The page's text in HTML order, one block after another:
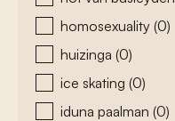
homosexuality (0)
huizinga (0)
ice skating (0)
iduna paalman (0)